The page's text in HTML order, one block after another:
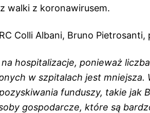
walki z koronawirusem.
Colli Albani, Bruno Pietrosanti,
hospitalizacje, ponieważ
w szpitalach jest mniejsza.
funduszy, takie jak
gospodarcze, które są